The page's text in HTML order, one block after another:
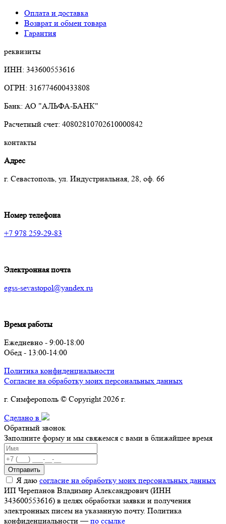
Оплата и доставка
Возврат и обмен товара
Гарантия
реквизиты
ИНН: 343600553616
ОГРН: 316774600433808
Банк: АО "АЛЬФА-БАНК"
Расчетный счет: 40802810702610000842
контакты
Адрес
г. Севастополь, ул. Индустриальная, 28, оф. 66
Номер телефона
+7 978 259-29-83
Электронная почта
egss-sevastopol@yandex.ru
Время работы
Ежедневно - 9:00-18:00
Обед - 13:00-14:00
Политика конфиденциальности
Согласие на обработку моих персональных данных
г. Симферополь © Copyright 2026 г.
Сделано в
Обратный звонок
Заполните форму и мы свяжемся с вами в ближайшее время
Отправить
Я даю согласие на обработку моих персональных данных
ИП Черепанов Владимир Александрович (ИНН
343600553616) в целях обработки заявки и получения
электронных писем на указанную почту. Политика
конфиденциальности —по ссылке